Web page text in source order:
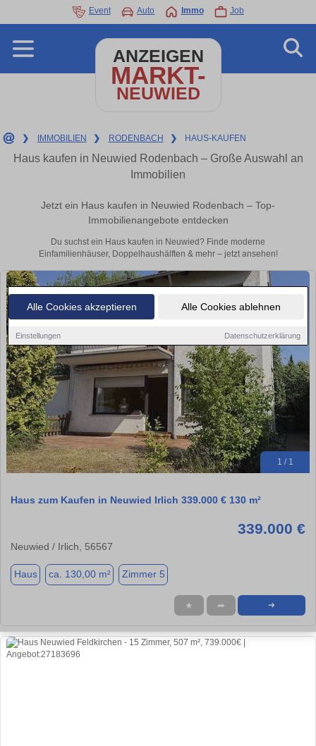
Alle Cookies akzeptieren Alle Cookies ablehnen
Einstellungen Datenschutzerklärung
Event Auto Immo Job
ANZEIGEN
MARKT-
NEUWIED
❯ IMMOBILIEN ❯ RODENBACH ❯ HAUS-KAUFEN
Haus kaufen in Neuwied Rodenbach – Große Auswahl an
Immobilien
Jetzt ein Haus kaufen in Neuwied Rodenbach – Top-
Immobilienangebote entdecken
Du suchst ein Haus kaufen in Neuwied? Finde moderne
Einfamilienhäuser, Doppelhaushälften & mehr – jetzt ansehen!
1 / 1
Haus zum Kaufen in Neuwied Irlich 339.000 € 130 m²
339.000 €
Neuwied / Irlich, 56567
Haus ca. 130,00 m² Zimmer 5
★ ➦ ➜